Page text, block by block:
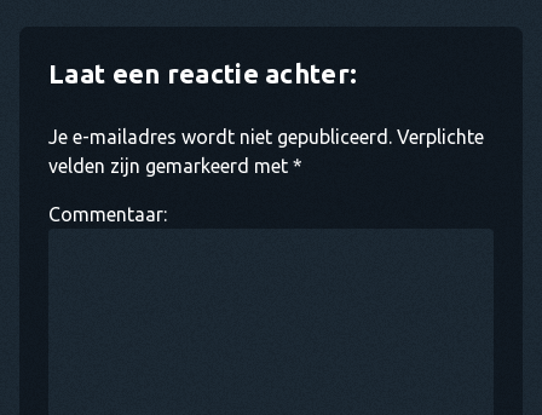
Laat een reactie achter:
Je e-mailadres wordt niet gepubliceerd. Verplichte
velden zijn gemarkeerd met *
Commentaar: